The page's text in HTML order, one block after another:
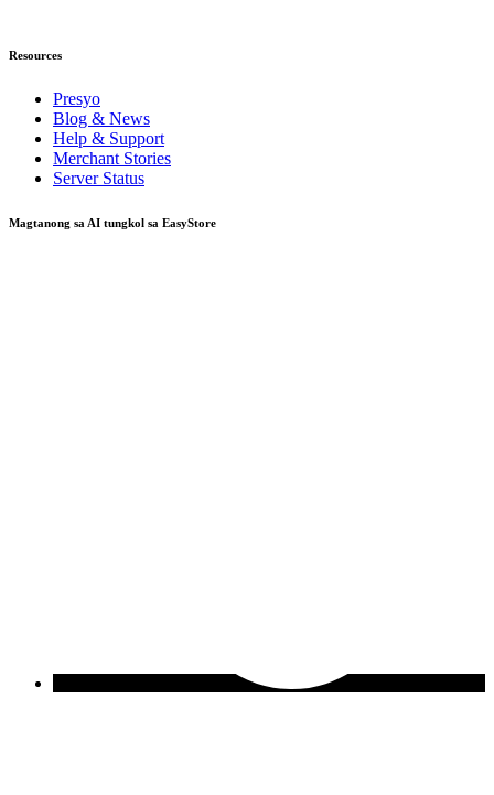
Resources
Presyo
Blog & News
Help & Support
Merchant Stories
Server Status
Magtanong sa AI tungkol sa EasyStore